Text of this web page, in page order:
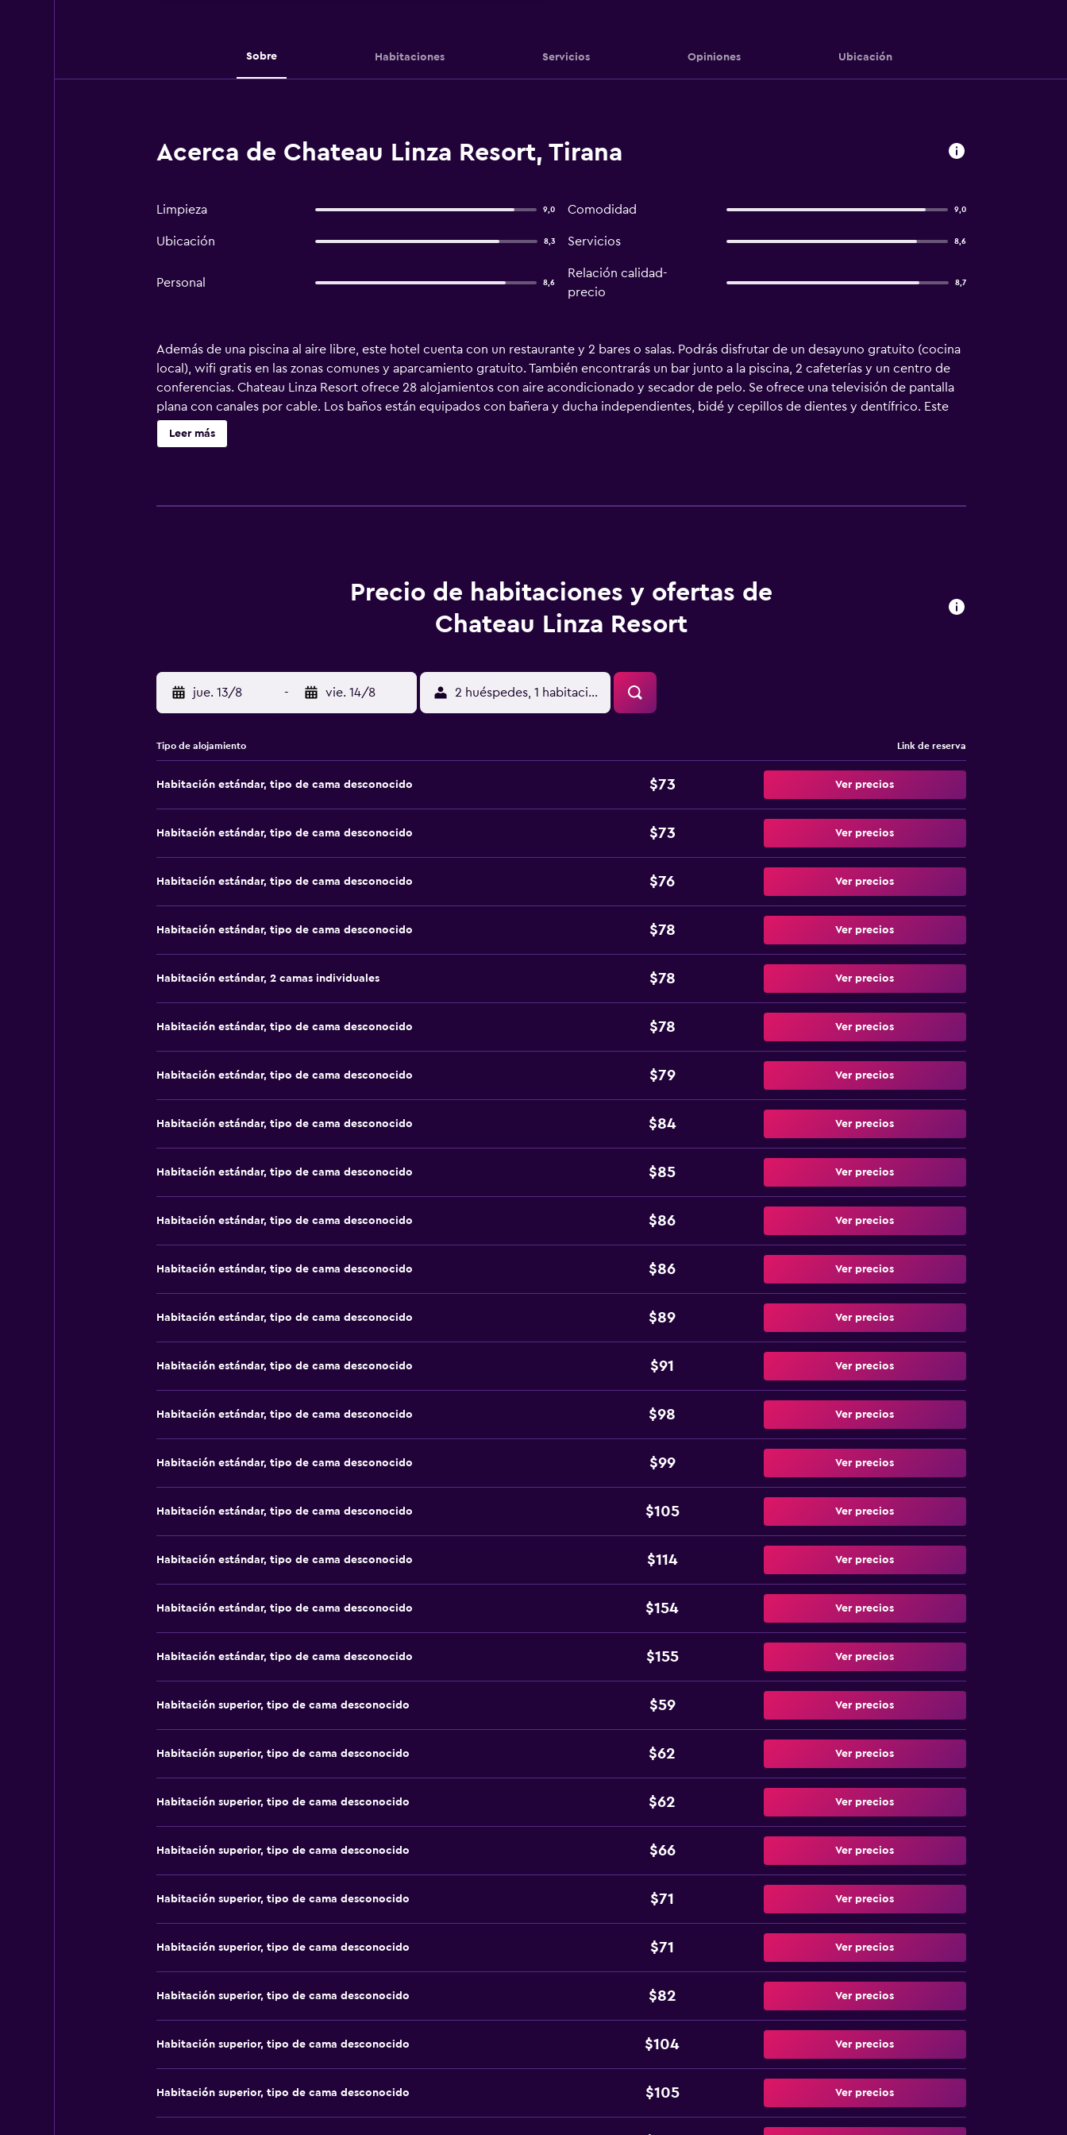
Sobre Habitaciones Servicios Opiniones Ubicación
Acerca de Chateau Linza Resort, Tirana
Limpieza 9,0 Comodidad 9,0
Ubicación 8,3 Servicios 8,6
Personal 8,6
Relación calidad-
precio
8,7
Además de una piscina al aire libre, este hotel cuenta con un restaurante y 2 bares o salas. Podrás disfrutar de un desayuno gratuito (cocina
local), wifi gratis en las zonas comunes y aparcamiento gratuito. También encontrarás un bar junto a la piscina, 2 cafeterías y un centro de
conferencias. Chateau Linza Resort ofrece 28 alojamientos con aire acondicionado y secador de pelo. Se ofrece una televisión de pantalla
plana con canales por cable. Los baños están equipados con bañera y ducha independientes, bidé y cepillos de dientes y dentífrico. Este
hotel en Tirana ofrece acceso a Internet wifi gratis. Se ofrece servicio de limpieza todos los días. En el alojamiento hay piscina al aire libre y
piscina infantil.
Leer más
Precio de habitaciones y ofertas de
Chateau Linza Resort
jue. 13/8 - vie. 14/8 2 huéspedes, 1 habitación
Tipo de alojamiento Link de reserva
Habitación estándar, tipo de cama desconocido $73 Ver precios
Habitación estándar, tipo de cama desconocido $73 Ver precios
Habitación estándar, tipo de cama desconocido $76 Ver precios
Habitación estándar, tipo de cama desconocido $78 Ver precios
Habitación estándar, 2 camas individuales $78 Ver precios
Habitación estándar, tipo de cama desconocido $78 Ver precios
Habitación estándar, tipo de cama desconocido $79 Ver precios
Habitación estándar, tipo de cama desconocido $84 Ver precios
Habitación estándar, tipo de cama desconocido $85 Ver precios
Habitación estándar, tipo de cama desconocido $86 Ver precios
Habitación estándar, tipo de cama desconocido $86 Ver precios
Habitación estándar, tipo de cama desconocido $89 Ver precios
Habitación estándar, tipo de cama desconocido $91 Ver precios
Habitación estándar, tipo de cama desconocido $98 Ver precios
Habitación estándar, tipo de cama desconocido $99 Ver precios
Habitación estándar, tipo de cama desconocido $105 Ver precios
Habitación estándar, tipo de cama desconocido $114 Ver precios
Habitación estándar, tipo de cama desconocido $154 Ver precios
Habitación estándar, tipo de cama desconocido $155 Ver precios
Habitación superior, tipo de cama desconocido $59 Ver precios
Habitación superior, tipo de cama desconocido $62 Ver precios
Habitación superior, tipo de cama desconocido $62 Ver precios
Habitación superior, tipo de cama desconocido $66 Ver precios
Habitación superior, tipo de cama desconocido $71 Ver precios
Habitación superior, tipo de cama desconocido $71 Ver precios
Habitación superior, tipo de cama desconocido $82 Ver precios
Habitación superior, tipo de cama desconocido $104 Ver precios
Habitación superior, tipo de cama desconocido $105 Ver precios